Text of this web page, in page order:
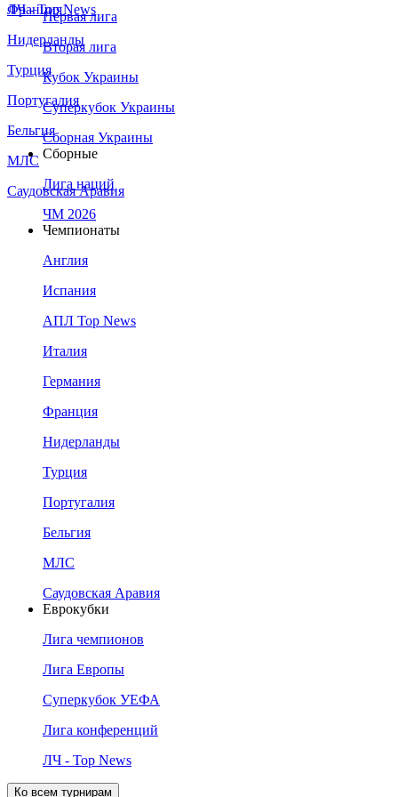
Франция
Нидерланды
Турция
Португалия
Бельгия
МЛС
Саудовская Аравия
ЛЧ - Top News
Первая лига
Вторая лига
Кубок Украины
Суперкубок Украины
Сборная Украины
Сборные
Лига наций
ЧМ 2026
Чемпионаты
Англия
Испания
АПЛ Top News
Италия
Германия
Франция
Нидерланды
Турция
Португалия
Бельгия
МЛС
Саудовская Аравия
Еврокубки
Лига чемпионов
Лига Европы
Суперкубок УЕФА
Лига конференций
ЛЧ - Top News
Ко всем турнирам